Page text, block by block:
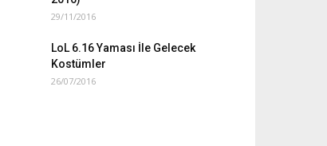
29/11/2016
LoL 6.16 Yaması İle Gelecek
Kostümler
26/07/2016